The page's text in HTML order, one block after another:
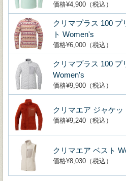
価格¥4,900（税込）
クリマプラス 100 プ
ト Women's
価格¥6,000（税込）
クリマプラス 100 プ
Women's
価格¥9,900（税込）
クリマエア ジャケッ
価格¥9,240（税込）
クリマエア ベスト
価格¥8,030（税込）